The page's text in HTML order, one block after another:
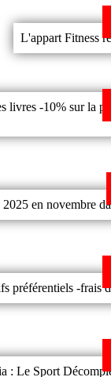
L'appart Fitness
livres -10% sur la
2025 en novembre
préférentiels -
: Le Sport